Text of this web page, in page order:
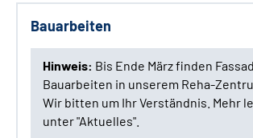
Bauarbeiten
Hinweis: Bis Ende März finden
Bauarbeiten in unserem Reha-
Wir bitten um Ihr Verständnis. Mehr
unter "Aktuelles".